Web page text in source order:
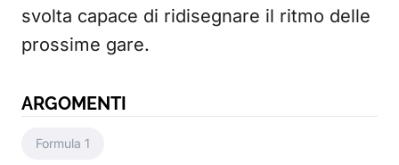
svolta capace di ridisegnare il ritmo delle
prossime gare.
ARGOMENTI
Formula 1